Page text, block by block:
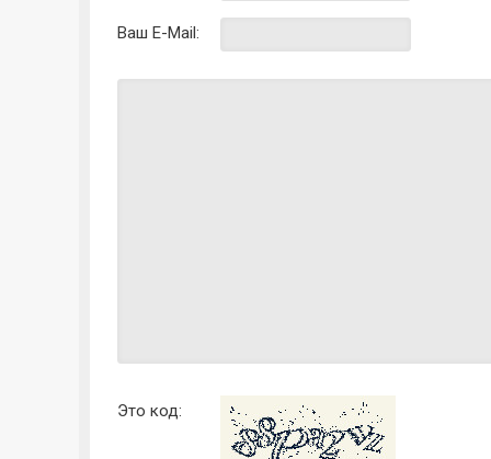
Ваш E-Mail:
Это код: